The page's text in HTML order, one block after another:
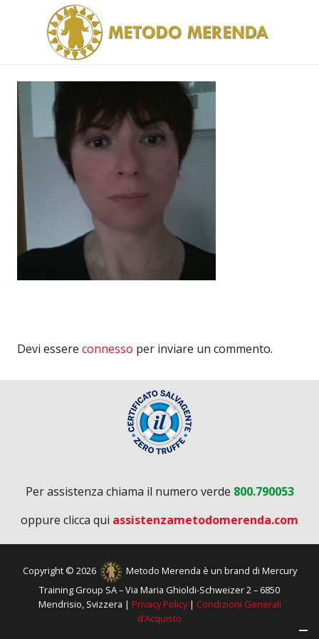
Devi essere connesso per inviare un commento.
Per assistenza chiama il numero verde 800.790053
oppure clicca qui assistenzametodomerenda.com
Copyright © 2026
Metodo Merenda è un brand di Mercury
Training Group SA – Via Maria Ghioldi-Schweizer 2 – 6850
Mendrisio, Svizzera | Privacy Policy| Condizioni Generali
d’Acquisto